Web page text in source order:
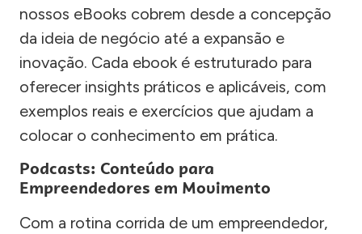
nossos eBooks cobrem desde a concepção
da ideia de negócio até a expansão e
inovação. Cada ebook é estruturado para
oferecer insights práticos e aplicáveis, com
exemplos reais e exercícios que ajudam a
colocar o conhecimento em prática.
Podcasts: Conteúdo para
Empreendedores em Movimento
Com a rotina corrida de um empreendedor,